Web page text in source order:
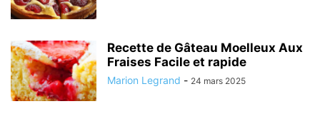
Recette de Gâteau Moelleux Aux
Fraises Facile et rapide
Marion Legrand - 24 mars 2025